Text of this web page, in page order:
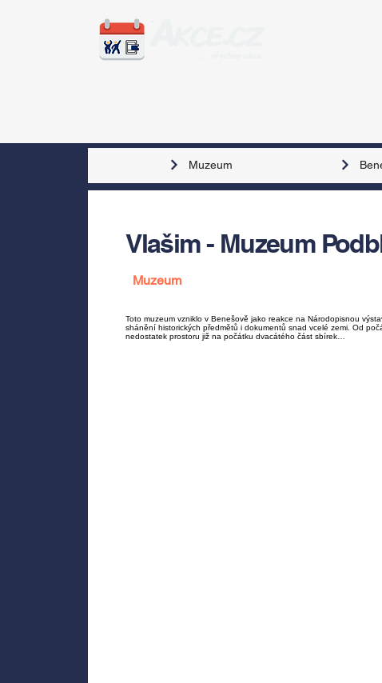
Muzeum
Vlašim - Muzeum
Muzeum
Toto muzeum vzniklo v Benešově jako reakce na Národopisnou
shánění historických předmětů i dokumentů snad vcelé zemi. Od
nedostatek prostoru již na počátku dvacátého část sbírek…